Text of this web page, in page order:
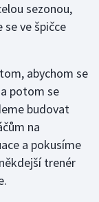
sezonou,
ve špičce
abychom se
potom se
budovat
na
a pokusíme
trenér